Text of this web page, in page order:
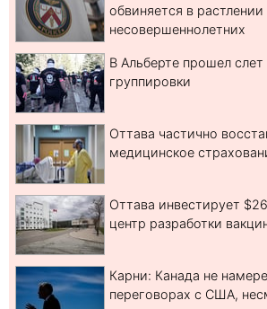
обвиняется в растлении
несовершеннолетних
В Альберте прошел слет
группировки
Оттава частично
медицинское
Оттава инвестирует
центр разработки
Карни: Канада не
переговорах с США,